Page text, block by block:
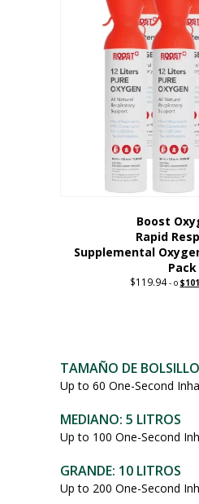
Boost
Rapid
Supplemental
Pack
$119.94 -o Precio
$
TAMAÑO DE
Up to 60 One-Second
MEDIANO: 5 LITROS
Up to 100 One-Second
GRANDE: 10 LITROS
Up to 200 One-Second